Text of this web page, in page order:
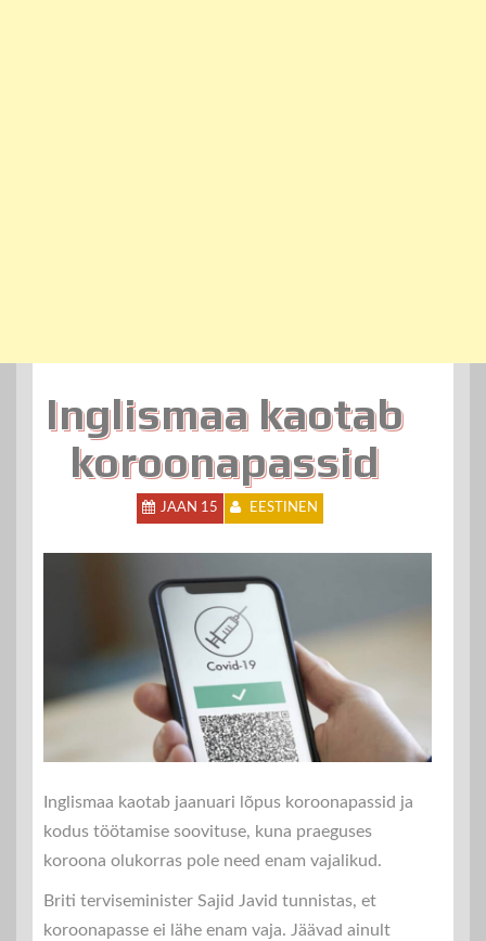
Inglismaa kaotab
koroonapassid
JAAN 15 EESTINEN
Inglismaa kaotab jaanuari lõpus koroonapassid ja
kodus töötamise soovituse, kuna praeguses
koroona olukorras pole need enam vajalikud.
Briti terviseminister Sajid Javid tunnistas, et
koroonapasse ei lähe enam vaja. Jäävad ainult